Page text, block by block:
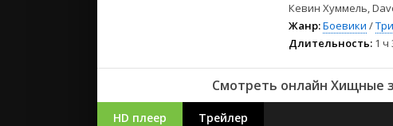
Кевин Хуммель,
Жанр:Боевики /
Длительность: 1 ч
Смотреть онлайн Хищные
HD плеер Трейлер